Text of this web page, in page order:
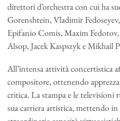
direttori d’orchestra con cui ha
Gorenshtein, Vladimir
Epifanio Comis, Maxim
Alsop, Jacek Kaspszyk e Mikhail
All’intensa attività concertistica
compositore, ottenendo
critica. La stampa e le televisioni
sua carriera artistica, mettendo in